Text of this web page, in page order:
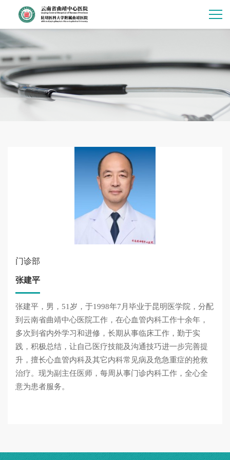
门诊部
张建平
张建平，男，51岁，于1998年7月毕业于昆明医学院，分配
到云南省曲靖中心医院工作，在心血管内科工作十余年，
多次到省内外学习和进修，长期从事临床工作，勤于实
践，积极总结，让自己医疗技能及沟通技巧进一步完善提
升，擅长心血管内科及其它内科常见病及危急重症的抢救
治疗。现为副主任医师，每周从事门诊内科工作，全心全
意为患者服务。